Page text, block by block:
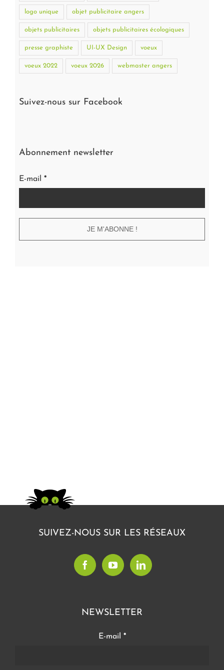
logo unique objet publicitaire angers
objets publicitaires objets publicitaires écologiques
presse graphiste UI-UX Design voeux
voeux 2022 voeux 2026 webmaster angers
Suivez-nous sur Facebook
Abonnement newsletter
E-mail *
SUIVEZ-NOUS SUR LES RÉSEAUX
NEWSLETTER
E-mail *